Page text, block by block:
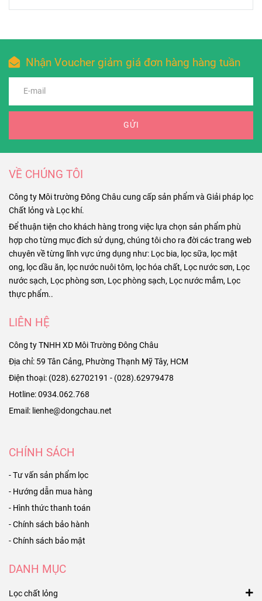
Nhận Voucher giảm giá đơn hàng hàng tuần
GỬI
VỀ CHÚNG TÔI
Công ty Môi trường Đông Châu cung cấp sản phẩm và Giải pháp lọc
Chất lỏng và Lọc khí.
Để thuận tiện cho khách hàng trong việc lựa chọn sản phẩm phù
hợp cho từng mục đích sử dụng, chúng tôi cho ra đời các trang web
chuyên về từng lĩnh vực ứng dụng như: Lọc bia, lọc sữa, lọc mật
ong, lọc dầu ăn, lọc nước nuôi tôm, lọc hóa chất, Lọc nước sơn, Lọc
nước sạch, Lọc phòng sơn, Lọc phòng sạch, Lọc nước mắm, Lọc
thực phẩm..
LIÊN HỆ
Công ty TNHH XD Môi Trường Đông Châu
Địa chỉ: 59 Tân Cảng, Phường Thạnh Mỹ Tây, HCM
Điện thoại: (028).62702191 - (028).62979478
Hotline: 0934.062.768
Email: lienhe@dongchau.net
CHÍNH SÁCH
- Tư vấn sản phẩm lọc
- Hướng dẫn mua hàng
- Hình thức thanh toán
- Chính sách bảo hành
- Chính sách bảo mật
DANH MỤC
Lọc chất lỏng